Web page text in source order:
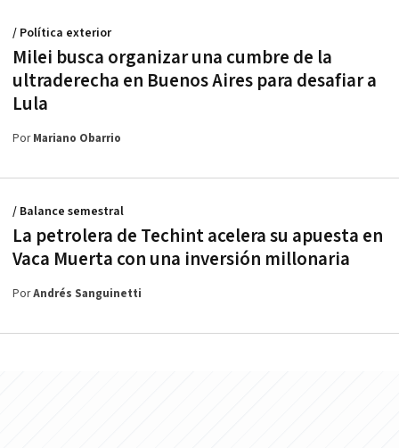
Milei busca organizar una cumbre de la
ultraderecha en Buenos Aires para desafiar a
Lula
/ Política exterior
PorMariano Obarrio
La petrolera de Techint acelera su apuesta en
Vaca Muerta con una inversión millonaria
/ Balance semestral
PorAndrés Sanguinetti